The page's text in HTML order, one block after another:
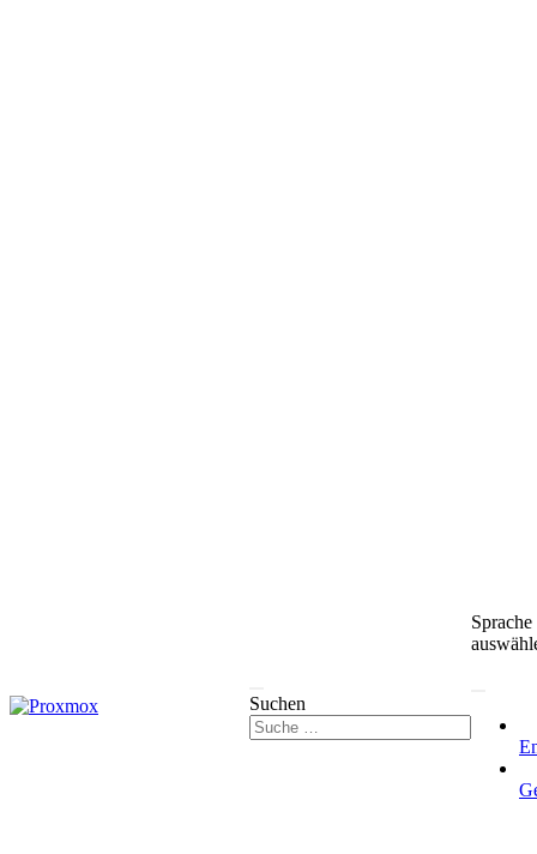
Suchen
Sprache